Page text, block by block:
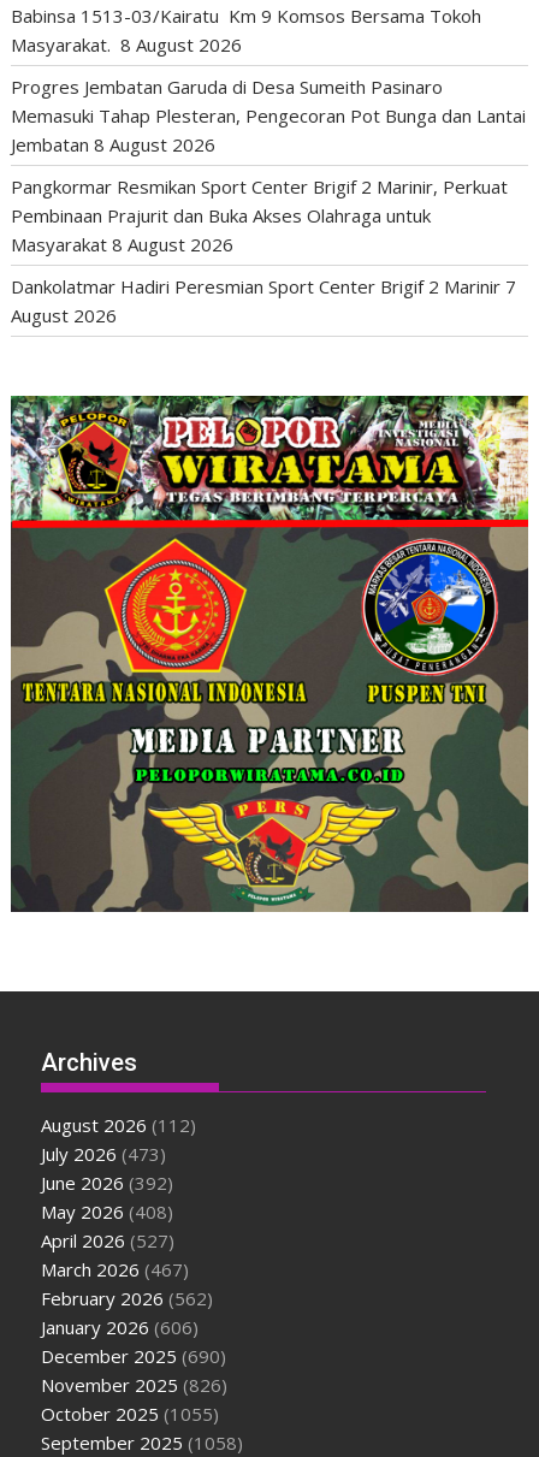
Babinsa 1513-03/Kairatu Km 9 Komsos Bersama Tokoh
Masyarakat. 8 August 2026
Progres Jembatan Garuda di Desa Sumeith Pasinaro
Memasuki Tahap Plesteran, Pengecoran Pot Bunga dan Lantai
Jembatan 8 August 2026
Pangkormar Resmikan Sport Center Brigif 2 Marinir, Perkuat
Pembinaan Prajurit dan Buka Akses Olahraga untuk
Masyarakat 8 August 2026
Dankolatmar Hadiri Peresmian Sport Center Brigif 2 Marinir 7
August 2026
Archives
August 2026 (112)
July 2026 (473)
June 2026 (392)
May 2026 (408)
April 2026 (527)
March 2026 (467)
February 2026 (562)
January 2026 (606)
December 2025 (690)
November 2025 (826)
October 2025 (1055)
September 2025 (1058)